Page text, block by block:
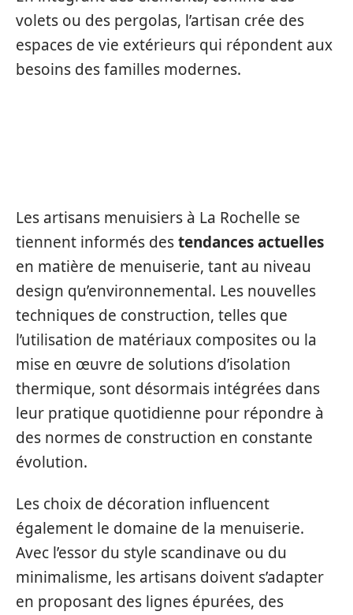
volets ou des pergolas, l’artisan crée des
espaces de vie extérieurs qui répondent aux
besoins des familles modernes.
Les artisans menuisiers à La Rochelle se
tiennent informés destendances actuelles
en matière de menuiserie, tant au niveau
design qu’environnemental. Les nouvelles
techniques de construction, telles que
l’utilisation de matériaux composites ou la
mise en œuvre de solutions d’isolation
thermique, sont désormais intégrées dans
leur pratique quotidienne pour répondre à
des normes de construction en constante
évolution.
Les choix de décoration influencent
également le domaine de la menuiserie.
Avec l’essor du style scandinave ou du
minimalisme, les artisans doivent s’adapter
en proposant des lignes épurées, des